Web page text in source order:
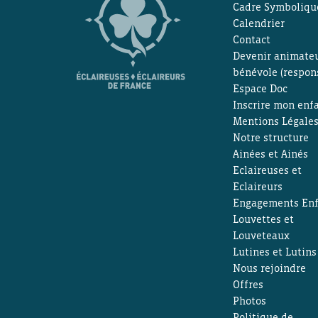
Cadre
Calendrier
Contact
Devenir
bénévole
Espace Doc
Inscrire mon
Mentions Légales
Notre structure
Ainées et Ainés
Eclaireuses et
Eclaireurs
Engagements
Louvettes et
Louveteaux
Lutines et Lutins
Nous rejoindre
Offres
Photos